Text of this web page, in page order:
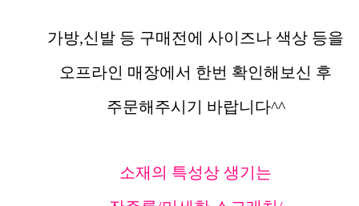
가방,신발 등 구매전에 사이즈나 색상 등을
오프라인 매장에서 한번 확인해보신 후
주문해주시기 바랍니다^^
소재의 특성상 생기는